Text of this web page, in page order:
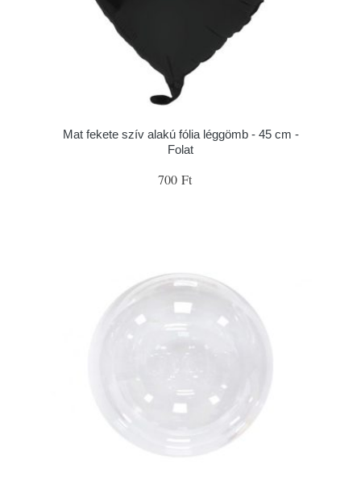
Mat fekete szív alakú fólia léggömb - 45 cm -
Folat
700 Ft